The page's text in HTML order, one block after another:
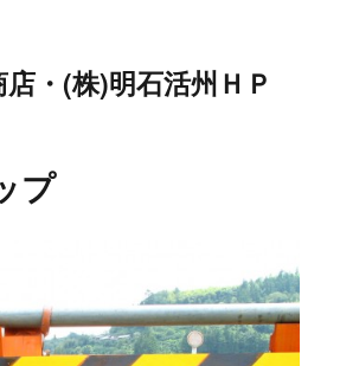
・(株)明石活州ＨＰ
プ